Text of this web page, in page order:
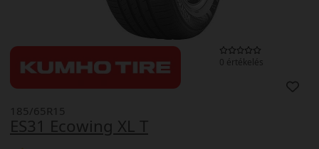
0 értékelés
ES31 Ecowing XL T
185/65R15